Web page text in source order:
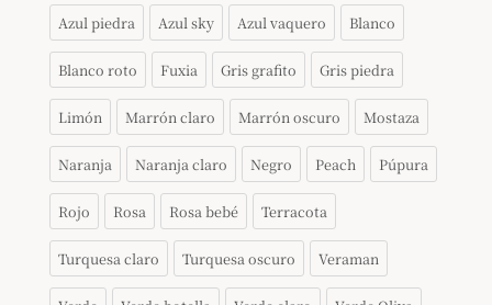
Azul piedra Azul sky Azul vaquero Blanco
Blanco roto Fuxia Gris grafito Gris piedra
Limón Marrón claro Marrón oscuro Mostaza
Naranja Naranja claro Negro Peach Púpura
Rojo Rosa Rosa bebé Terracota
Turquesa claro Turquesa oscuro Veraman